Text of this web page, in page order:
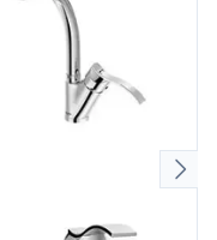
اسلاید قبلی